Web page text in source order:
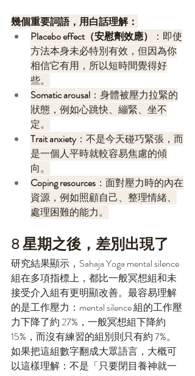
幾個重要詞語，用白話理解：
Placebo effect（安慰劑效應）
：即使
方法本身未必特別有效，但因為你
相信它有用，所以短時間覺得好
些。
Somatic arousal ：身體被壓力拉緊的
狀態，例如心跳快、繃緊、坐不
定。
Trait anxiety ：不是今天碰巧緊張，而
是一個人平時就較容易焦慮的傾
向。
Coping resources ：面對壓力時的內在
資源，例如照顧自己、整理情緒、
處理困難的能力。
8 星期之後，差別出現了
研究結果顯示，Sahaja Yoga mental silence
組在多項指標上，都比一般冥想組和未
接受介入組有更明顯改善。最容易理解
的是工作壓力：mental silence 組的工作壓
力下降了約 27%，一般冥想組下降約
15%，而沒有練習的組別則只有約 7%。
如果把這組數字翻成大眾語言，大概可
以這樣理解：不是「只要閉目養神就一